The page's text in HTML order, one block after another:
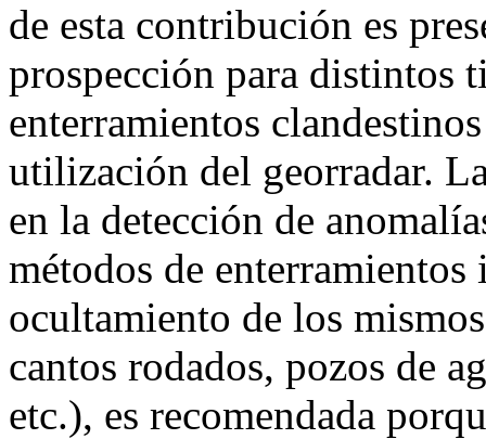
de esta contribución es
prospección para distintos
enterramientos
utilización del georradar.
en la detección de
métodos de
ocultamiento de los
cantos rodados, pozos de
etc.), es recomendada